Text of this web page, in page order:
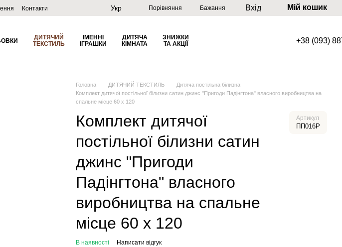
Контакти
Укр Порівняння Бажання Вхід Мій кошик
ДИТЯЧИЙ
ТЕКСТИЛЬ
ІМЕННІ
ІГРАШКИ
ДИТЯЧА
КІМНАТА
ЗНИЖКИ
ТА АКЦІЇ
+38 (093)
Головна ДИТЯЧИЙ ТЕКСТИЛЬ
Дитяча постільна білизна
Комплект дитячої постільної білизни сатин джинс "Пригоди Падінгтона" власного виробництва на
спальне місце 60 х 120
Комплект дитячої
постільної білизни сатин
джинс "Пригоди
Падінгтона" власного
виробництва на спальне
місце 60 х 120
Артикул
ПП016Р
В наявності Написати відгук